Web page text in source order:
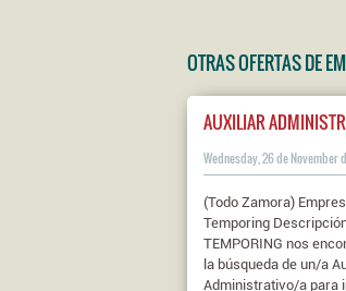
OTRAS OFERTAS DE
AUXILIAR
Wednesday, 26 de November
(Todo Zamora)
Temporing
TEMPORING nos
la búsqueda de un/a
Administrativo/a para